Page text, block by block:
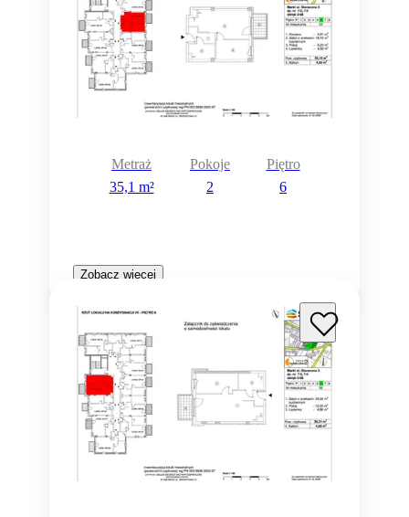
Metraż
35,1 m²
Pokoje
2
Piętro
6
Zobacz więcej